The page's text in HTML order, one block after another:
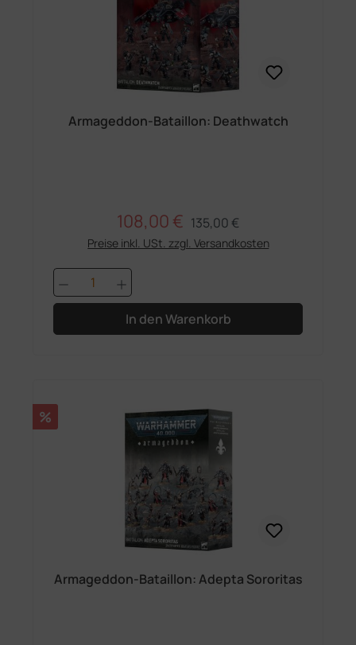
Armageddon-Bataillon: Deathwatch
Verkaufspreis:
108,00 € Regulärer Preis:
135,00 €
Preise inkl. USt. zzgl. Versandkosten
Produkt Anzahl: Gib den
In den Warenkorb
Rabatt
%
Armageddon-Bataillon: Adepta Sororitas